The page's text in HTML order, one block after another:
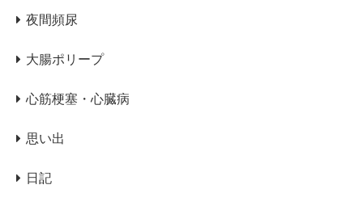
夜間頻尿
大腸ポリープ
心筋梗塞・心臓病
思い出
日記